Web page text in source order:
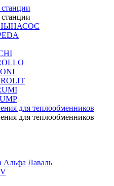
для теплообменников
для теплообменников
Альфа Лаваль